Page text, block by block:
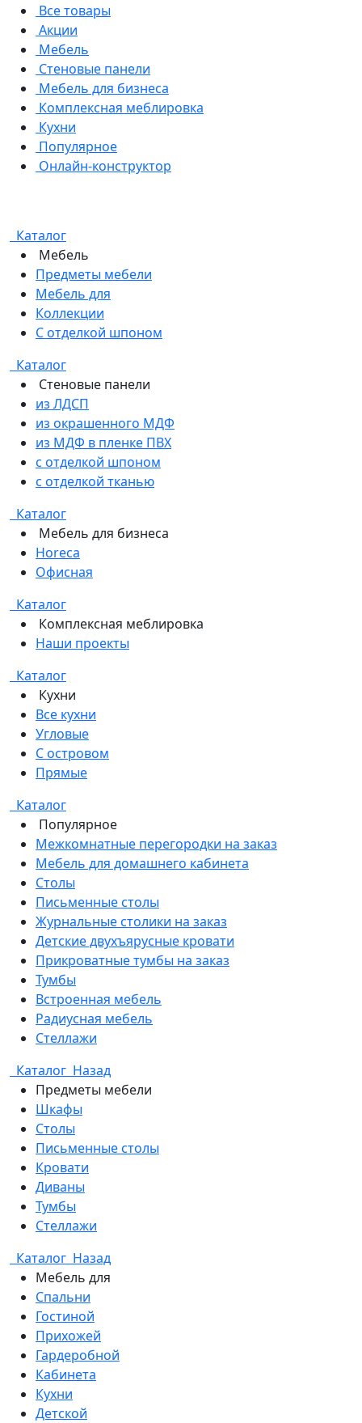
Все товары
Акции
Мебель
Стеновые панели
Мебель для бизнеса
Комплексная меблировка
Кухни
Популярное
Онлайн-конструктор
Каталог
Мебель
Предметы мебели
Мебель для
Коллекции
С отделкой шпоном
Каталог
Стеновые панели
из ЛДСП
из окрашенного МДФ
из МДФ в пленке ПВХ
с отделкой шпоном
с отделкой тканью
Каталог
Мебель для бизнеса
Horeca
Офисная
Каталог
Комплексная меблировка
Наши проекты
Каталог
Кухни
Все кухни
Угловые
С островом
Прямые
Каталог
Популярное
Межкомнатные перегородки на заказ
Мебель для домашнего кабинета
Столы
Письменные столы
Журнальные столики на заказ
Детские двухъярусные кровати
Прикроватные тумбы на заказ
Тумбы
Встроенная мебель
Радиусная мебель
Стеллажи
Каталог Назад
Предметы мебели
Шкафы
Столы
Письменные столы
Кровати
Диваны
Тумбы
Стеллажи
Каталог Назад
Мебель для
Спальни
Гостиной
Прихожей
Гардеробной
Кабинета
Кухни
Детской